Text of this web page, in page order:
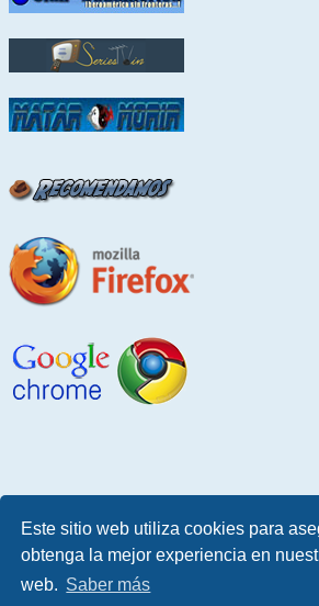
Este sitio web utiliza cookies para
obtenga la mejor experiencia en
web. Saber más